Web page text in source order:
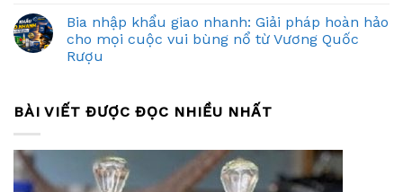
Bia nhập khẩu giao nhanh: Giải pháp hoàn hảo
cho mọi cuộc vui bùng nổ từ Vương Quốc
Rượu
BÀI VIẾT ĐƯỢC ĐỌC NHIỀU NHẤT